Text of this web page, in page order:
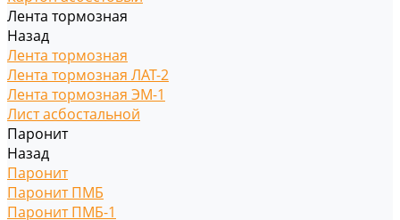
Лента тормозная
Назад
Лента тормозная
Лента тормозная ЛАТ-2
Лента тормозная ЭМ-1
Лист асбостальной
Паронит
Назад
Паронит
Паронит ПМБ
Паронит ПМБ-1